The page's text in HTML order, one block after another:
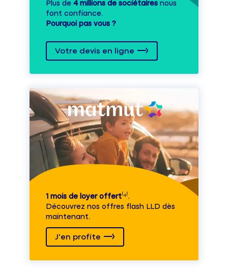
Plus de 4 millions de sociétaires nous
font confiance.
Pourquoi pas vous ?
Votre devis en ligne
1 mois de loyer offert⁽⁴⁾.
Découvrez nos offres flash LLD dès
maintenant.
J'en profite